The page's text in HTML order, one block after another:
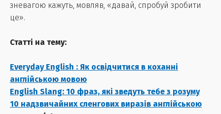
зневагою кажуть, мовляв, «давай, спробуй зробити
це».
Статті на тему:
Everyday English : Як освідчитися в коханні
англійською мовою
English Slang: 10 фраз, які зведуть тебе з розуму
10 надзвичайних сленгових виразів англійською